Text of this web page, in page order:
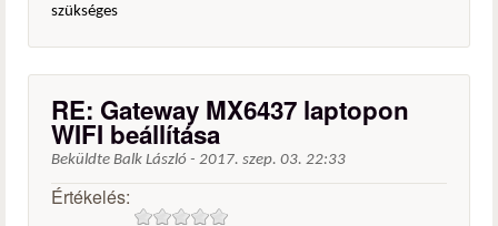
szükséges
RE: Gateway MX6437 laptopon
WIFI beállítása
Beküldte Balk László - 2017. szep. 03. 22:33
Értékelés: